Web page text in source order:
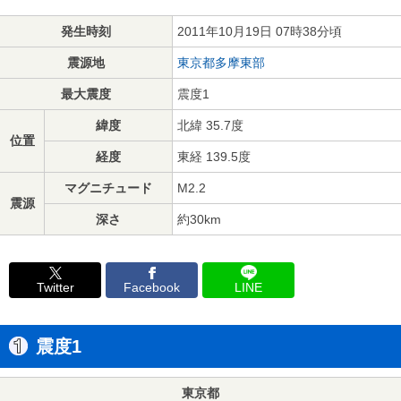
発生時刻 2011年10月19日 07時38分頃
震源地 東京都多摩東部
最大震度 震度1
位置
緯度 北緯 35.7度
経度 東経 139.5度
震源
マグニチュード M2.2
深さ 約30km
Twitter Facebook LINE
震度1
東京都